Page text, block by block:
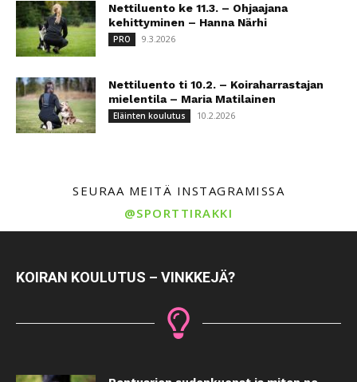
Nettiluento ke 11.3. – Ohjaajana
kehittyminen – Hanna Närhi
PRO 9.3.2026
Nettiluento ti 10.2. – Koiraharrastajan
mielentila – Maria Matilainen
Eläinten koulutus 10.2.2026
SEURAA MEITÄ INSTAGRAMISSA
@SPORTTIRAKKI
KOIRAN KOULUTUS – VINKKEJÄ?